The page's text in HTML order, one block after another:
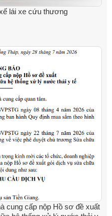
lái xe cứu thương
cung cấp nộp Hồ sơ đề xuất